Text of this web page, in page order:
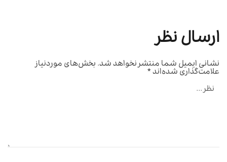
ارسال نظر
نشانی ایمیل شما منتشر نخواهد شد.بخش‌های موردنیاز
علامت‌گذاری شده‌اند*